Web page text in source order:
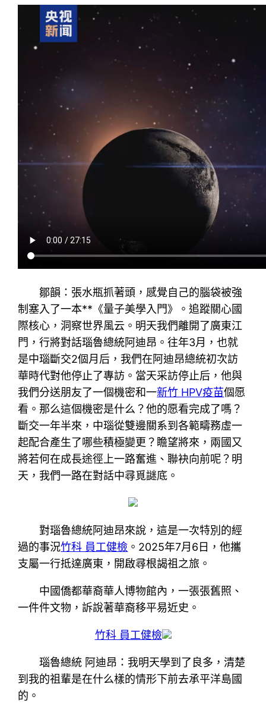
鄒韻：張水瓶抓著頭，感覺自己的腦袋被強
制塞入了一本**《量子美學入門》。追蹤關心國
際核心，洞察世界風云。明天我們離開了廣東江
門，行將對話瑙魯總統阿迪昂。往年3月，也就
是中瑙斷交2個月后，我們在阿迪昂總統初次訪
華時代對他停止了專訪。當天采訪停止后，他與
我們分送朋友了一個機密和一新竹 HPV疫苗個愿
看。那么這個機密是什么？他的愿看完成了嗎？
斷交一年半來，中瑙從雙邊關系到各範疇務虛一
起配合產生了哪些積極變更？瞻望將來，兩國又
將若何在成長途徑上一路奮進、聯袂向前呢？明
天，我們一路在對話中尋覓謎底。
對瑙魯總統阿迪昂來說，這是一次特別的經
過的事況竹科 員工健檢 。2025年7月6日，他攜
支屬一行抵達廣東，開啟尋根謁祖之旅。
中國僑都華裔華人博物館內，一張張舊照、
一件件文物，訴說著華裔移平易近史。
竹科 員工健檢
瑙魯總統 阿迪昂：我明天學到了良多，清楚
到我的祖輩是在什么樣的情形下前去承平洋島國
的。